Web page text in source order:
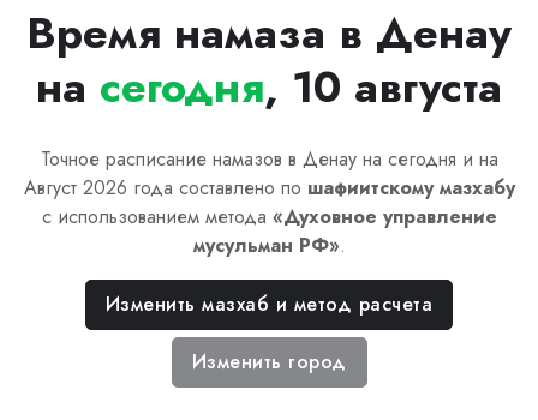
Время намаза в Денау
на сегодня, 10 августа
Точное расписание намазов в Денау на сегодня и на
Август 2026 года составлено по шафиитскомумазхабу
с использованием метода «Духовное управление
мусульман РФ».
Изменить мазхаб и метод расчета
Изменить город